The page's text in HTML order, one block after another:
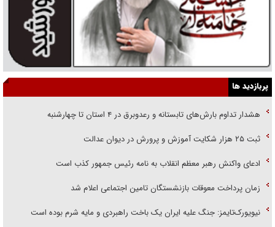
پربازدید ها
هشدار تداوم بارش‌های تابستانه و رعدوبرق در ۴ استان تا چهارشنبه
ثبت ۲۵ هزار شکایت آموزش و پرورش در دیوان عدالت
ادعای واکنش رهبر معظم انقلاب به نامه رئیس جمهور کذب است
زمان پرداخت معوقات بازنشستگان تامین اجتماعی اعلام شد
نیویورک‌تایمز: جنگ علیه ایران یک باخت راهبردی و مایه شرم بوده است